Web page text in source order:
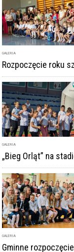
GALERIA
Rozpoczęcie roku
GALERIA
„Bieg Orląt” na
GALERIA
Gminne